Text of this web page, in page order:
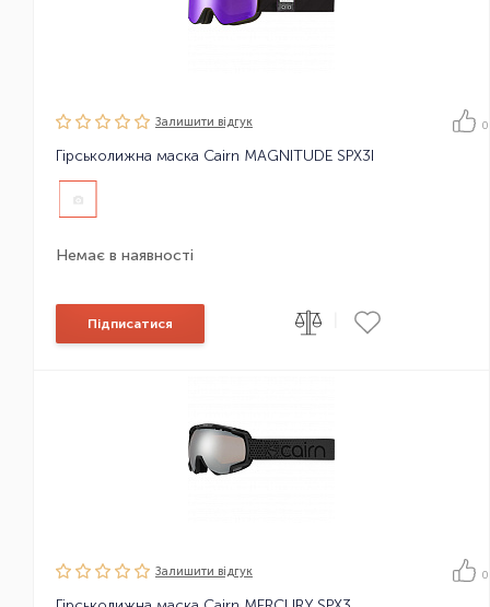
Залишити вiдгук 0
Гірськолижна маска Cairn MAGNITUDE SPX3I
Немає в наявності
Підписатися
Залишити вiдгук 0